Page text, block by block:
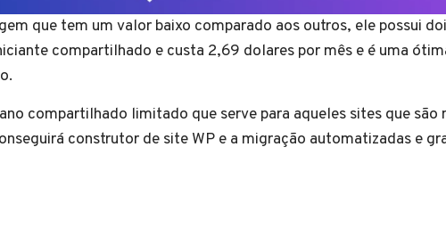
que tem um valor baixo comparado aos outros, ele possui
compartilhado e custa 2,69 dolares por mês e é uma
compartilhado limitado que serve para aqueles sites que são
construtor de site WP e a migração automatizadas e